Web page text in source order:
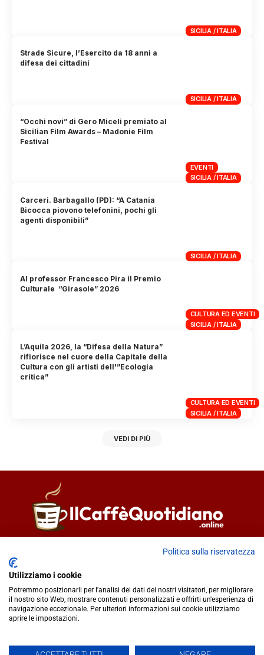
SICILIA / ITALIA
SICILIA / ITALIA
Strade Sicure, l’Esercito da 18 anni a
difesa dei cittadini
EVENTI
SICILIA / ITALIA
“Occhi novi” di Gero Miceli premiato al
Sicilian Film Awards – Madonie Film
Festival
SICILIA / ITALIA
Carceri. Barbagallo (PD): “A Catania
Bicocca piovono telefonini, pochi gli
agenti disponibili”
CULTURA ED EVENTI
SICILIA / ITALIA
Al professor Francesco Pira il Premio
Culturale “Girasole” 2026
CULTURA ED EVENTI
SICILIA / ITALIA
L’Aquila 2026, la “Difesa della Natura”
rifiorisce nel cuore della Capitale della
Cultura con gli artisti dell'”Ecologia
critica”
VEDI DI PIÙ
Fiorella Falci
redazione@ilcaffequotidiano.online
C.F. 92076900858
Chi siamo
Politica sulla riservatezza
Utilizziamo i cookie
Potremmo posizionarli per l'analisi dei dati dei nostri visitatori, per migliorare
il nostro sito Web, mostrare contenuti personalizzati e offrirti un'esperienza di
navigazione eccezionale. Per ulteriori informazioni sui cookie utilizziamo
aprire le impostazioni.